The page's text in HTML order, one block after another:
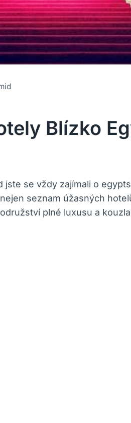
Blízko
se vždy zajímali o
seznam úžasných
plné luxusu a